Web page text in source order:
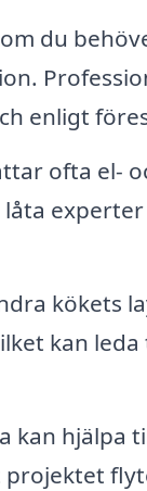
du
enligt
ofta el-
kökets
kan
kan hjälpa